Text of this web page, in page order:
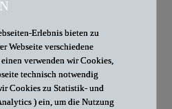
Erlebnis bieten zu
Webseite verschiedene
verwenden wir Cookies,
technisch notwendig
Cookies zu Statistik- und
) ein, um die Nutzung